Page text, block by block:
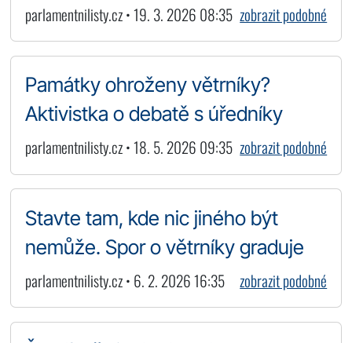
parlamentnilisty.cz • 19. 3. 2026 08:35 zobrazit podobné
Památky ohroženy větrníky?
Aktivistka o debatě s úředníky
parlamentnilisty.cz • 18. 5. 2026 09:35 zobrazit podobné
Stavte tam, kde nic jiného být
nemůže. Spor o větrníky graduje
parlamentnilisty.cz • 6. 2. 2026 16:35 zobrazit podobné